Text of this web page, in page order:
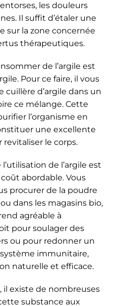
les douleurs
Il suffit d’étaler une
sur la zone concernée
thérapeutiques.
de l’argile est
Pour ce faire, il vous
d’argile dans un
ce mélange. Cette
l’organisme en
une excellente
le corps.
de l’argile est
abordable. Vous
procurer de la poudre
dans les magasins bio,
agréable à
pour soulager des
ou pour redonner un
immunitaire,
naturelle et efficace.
il existe de nombreuses
substance aux